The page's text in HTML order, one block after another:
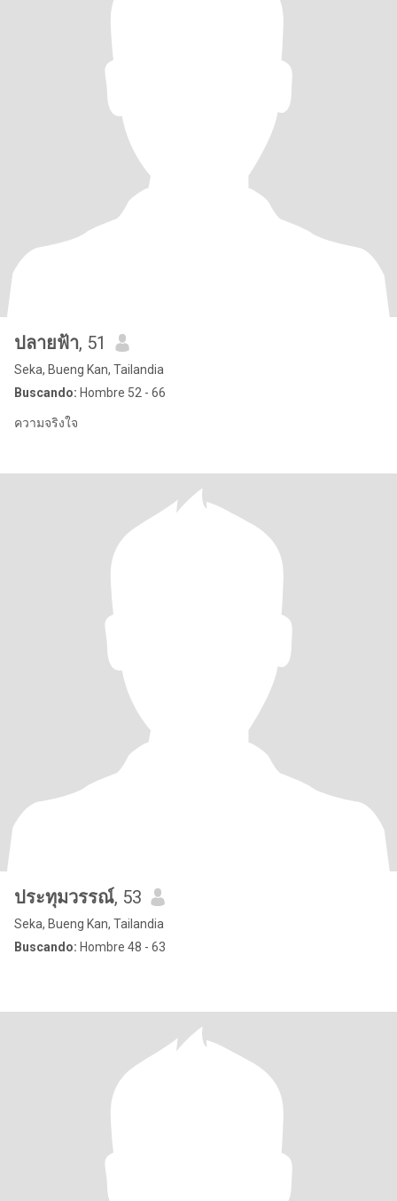
ปลายฟ้า, 51
Seka, Bueng Kan, Tailandia
Buscando: Hombre 52 - 66
ความจริงใจ
ประทุมวรรณ์, 53
Seka, Bueng Kan, Tailandia
Buscando: Hombre 48 - 63